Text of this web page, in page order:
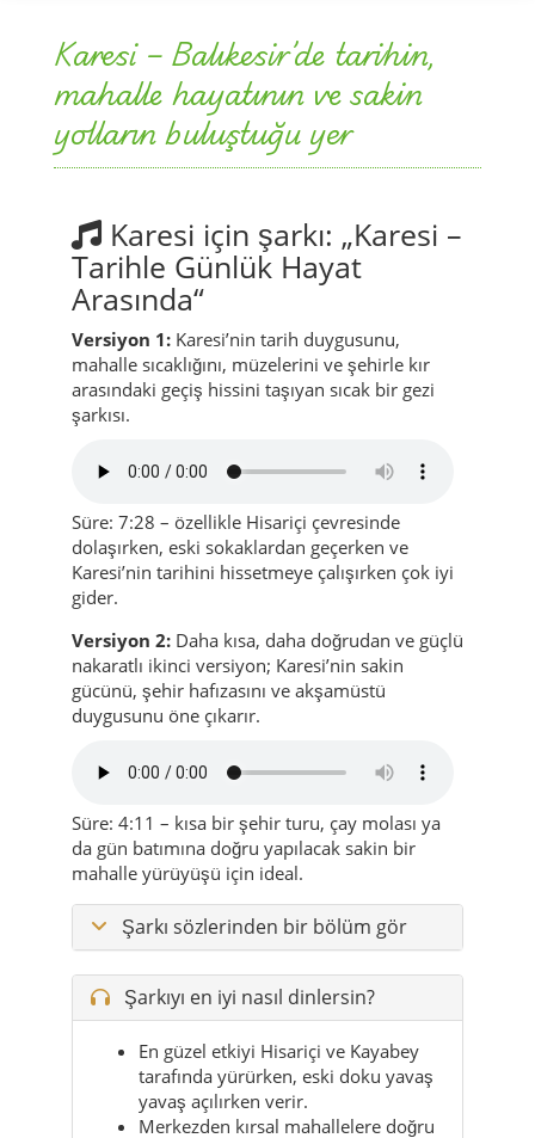
Karesi için şarkı: „Karesi –
Tarihle Günlük Hayat
Arasında“
Versiyon 1:
mahalle sıcaklığını, müzelerini ve şehirle kır
arasındaki geçiş hissini taşıyan sıcak bir gezi
şarkısı.
Süre: 7:28 – özellikle Hisariçi çevresinde
dolaşırken, eski sokaklardan geçerken ve
gider.
Versiyon 2:
Daha kısa, daha doğrudan ve güçlü
nakaratlı ikinci versiyon; Karesi’nin sakin
gücünü, şehir hafızasını ve akşamüstü
duygusunu öne çıkarır.
Süre: 4:11 – kısa bir şehir turu, çay molası ya
da gün batımına doğru yapılacak sakin bir
Şarkıyı en iyi nasıl dinlersin?
En güzel etkiyi Hisariçi ve Kayabey
tarafında yürürken, eski doku yavaş
yavaş açılırken verir.
Merkezden kırsal mahallelere doğru
çıktığında şarkının şehirle kır
arasındaki geçiş hissi daha iyi oturur.
Kuva-yi Milliye Müzesi ziyareti
öncesinde ya da sonrasında
dinlersen sözlerin tarih tarafı daha